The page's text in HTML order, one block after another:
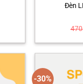
Đèn
-30%